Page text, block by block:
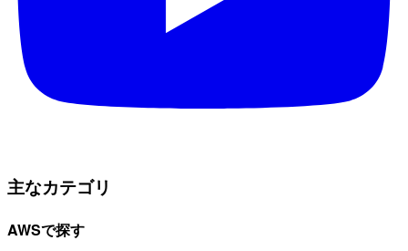
主なカテゴリ
AWSで探す